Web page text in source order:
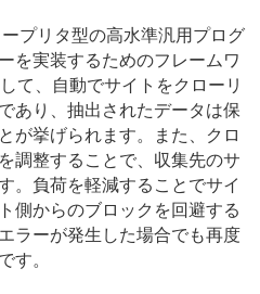
プリタ型の高水準汎用プログ
を実装するためのフレームワ
て、自動でサイトをクローリ
あり、抽出されたデータは保
が挙げられます。また、クロ
調整することで、収集先のサ
。負荷を軽減することでサイ
側からのブロックを回避する
ラーが発生した場合でも再度
す。